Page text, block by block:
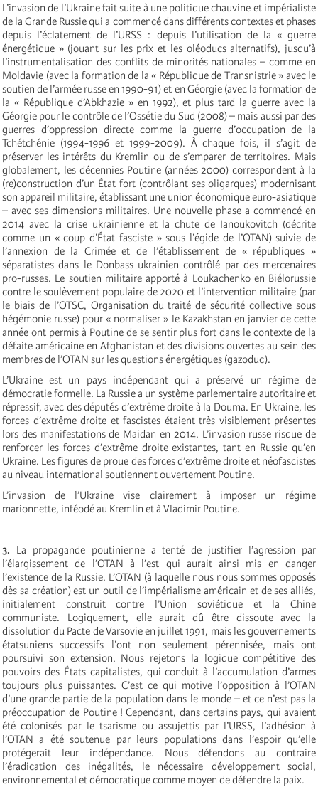
L’invasion de l’Ukraine fait suite à une politique chauvine et impérialiste
de la Grande Russie qui a commencé dans différents contextes et phases
depuis l’éclatement de l’URSS : depuis l’utilisation de la « guerre
énergétique » (jouant sur les prix et les oléoducs alternatifs), jusqu’à
l’instrumentalisation des conflits de minorités nationales – comme en
Moldavie (avec la formation de la « République de Transnistrie » avec le
soutien de l’armée russe en 1990-91) et en Géorgie (avec la formation de
la « République d’Abkhazie » en 1992), et plus tard la guerre avec la
Géorgie pour le contrôle de l’Ossétie du Sud (2008) – mais aussi par des
guerres d’oppression directe comme la guerre d’occupation de la
Tchétchénie (1994-1996 et 1999-2009). À chaque fois, il s’agit de
préserver les intérêts du Kremlin ou de s’emparer de territoires. Mais
globalement, les décennies Poutine (années 2000) correspondent à la
(re)construction d’un État fort (contrôlant ses oligarques) modernisant
son appareil militaire, établissant une union économique euro-asiatique
– avec ses dimensions militaires. Une nouvelle phase a commencé en
2014 avec la crise ukrainienne et la chute de Ianoukovitch (décrite
comme un « coup d’État fasciste » sous l’égide de l’OTAN) suivie de
l’annexion de la Crimée et de l’établissement de « républiques »
séparatistes dans le Donbass ukrainien contrôlé par des mercenaires
pro-russes. Le soutien militaire apporté à Loukachenko en Biélorussie
contre le soulèvement populaire de 2020 et l’intervention militaire (par
le biais de l’OTSC, Organisation du traité de sécurité collective sous
hégémonie russe) pour « normaliser » le Kazakhstan en janvier de cette
année ont permis à Poutine de se sentir plus fort dans le contexte de la
défaite américaine en Afghanistan et des divisions ouvertes au sein des
membres de l’OTAN sur les questions énergétiques (gazoduc).
L’Ukraine est un pays indépendant qui a préservé un régime de
démocratie formelle. La Russie a un système parlementaire autoritaire et
répressif, avec des députés d’extrême droite à la Douma. En Ukraine, les
forces d’extrême droite et fascistes étaient très visiblement présentes
lors des manifestations de Maidan en 2014. L’invasion russe risque de
renforcer les forces d’extrême droite existantes, tant en Russie qu’en
Ukraine. Les figures de proue des forces d’extrême droite et néofascistes
au niveau international soutiennent ouvertement Poutine.
L’invasion de l’Ukraine vise clairement à imposer un régime
marionnette, inféodé au Kremlin et à Vladimir Poutine.
3. La propagande poutinienne a tenté de justifier l’agression par
l’élargissement de l’OTAN à l’est qui aurait ainsi mis en danger
l’existence de la Russie. L’OTAN (à laquelle nous nous sommes opposés
dès sa création) est un outil de l’impérialisme américain et de ses alliés,
initialement construit contre l’Union soviétique et la Chine
communiste. Logiquement, elle aurait dû être dissoute avec la
dissolution du Pacte de Varsovie en juillet 1991, mais les gouvernements
étatsuniens successifs l’ont non seulement pérennisée, mais ont
poursuivi son extension. Nous rejetons la logique compétitive des
pouvoirs des États capitalistes, qui conduit à l’accumulation d’armes
toujours plus puissantes. C’est ce qui motive l’opposition à l’OTAN
d’une grande partie de la population dans le monde – et ce n’est pas la
préoccupation de Poutine ! Cependant, dans certains pays, qui avaient
été colonisés par le tsarisme ou assujettis par l’URSS, l’adhésion à
l’OTAN a été soutenue par leurs populations dans l’espoir qu’elle
protégerait leur indépendance. Nous défendons au contraire
l’éradication des inégalités, le nécessaire développement social,
environnemental et démocratique comme moyen de défendre la paix.